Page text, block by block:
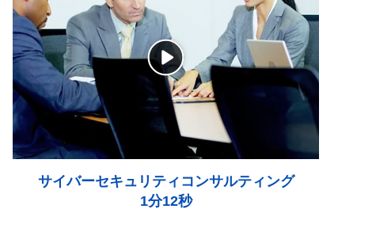
サイバーセキュリティコンサルティング
1分12秒